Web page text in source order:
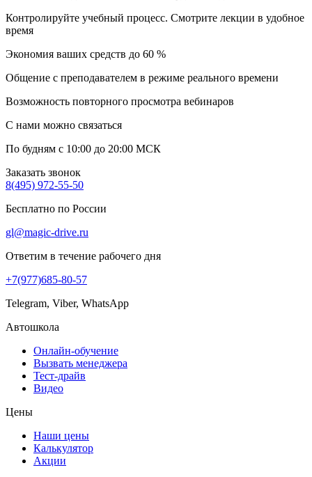
Контролируйте учебный процесс. Смотрите лекции в удобное
время
Экономия ваших средств до 60 %
Общение с преподавателем в режиме реального времени
Возможность повторного просмотра вебинаров
С нами можно связаться
По будням с 10:00 до 20:00 МСК
Заказать звонок
8(495) 972-55-50
Бесплатно по России
gl@magic-drive.ru
Ответим в течение рабочего дня
+7(977)685-80-57
Telegram, Viber, WhatsApp
Автошкола
Онлайн-обучение
Вызвать менеджера
Тест-драйв
Видео
Цены
Наши цены
Калькулятор
Акции